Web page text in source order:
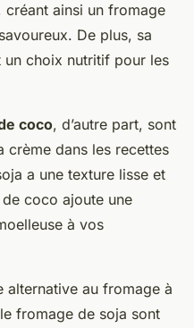
créant ainsi un fromage
De plus, sa
un choix nutritif pour les
coco, d’autre part, sont
crème dans les recettes
a une texture lisse et
de coco ajoute une
à vos
alternative au fromage à
fromage de soja sont